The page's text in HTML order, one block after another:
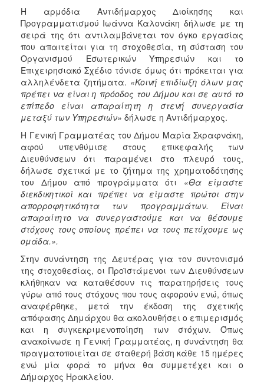
Η αρμόδια Αντιδήμαρχος Διοίκησης και
Προγραμματισμού Ιωάννα Καλονάκη δήλωσε με τη
σειρά της ότι αντιλαμβάνεται τον όγκο εργασίας
που απαιτείται για τη στοχοθεσία, τη σύσταση του
Οργανισμού Εσωτερικών Υπηρεσιών και το
Επιχειρησιακό Σχέδιο τόνισε όμως ότι πρόκειται για
αλληλένδετα ζητήματα. «Κοινή επιδίωξη όλων μας
πρέπει να είναι η πρόοδος του Δήμου και σε αυτό το
επίπεδο είναι απαραίτητη η στενή συνεργασία
μεταξύ των Υπηρεσιών» δήλωσε η Αντιδήμαρχος.
Η Γενική Γραμματέας του Δήμου Μαρία Σκραφνάκη,
αφού υπενθύμισε στους επικεφαλής των
Διευθύνσεων ότι παραμένει στο πλευρό τους,
δήλωσε σχετικά με το ζήτημα της χρηματοδότησης
του Δήμου από προγράμματα ότι «Θα είμαστε
διεκδικητικοί και πρέπει να είμαστε πρώτοι στην
απορροφητικότητα των προγραμμάτων. Είναι
απαραίτητο να συνεργαστούμε και να θέσουμε
στόχους τους οποίους πρέπει να τους πετύχουμε ως
ομάδα.».
Στην συνάντηση της Δευτέρας για τον συντονισμό
της στοχοθεσίας, οι Προϊστάμενοι των Διευθύνσεων
κλήθηκαν να καταθέσουν τις παρατηρήσεις τους
γύρω από τους στόχους που τους αφορούν ενώ, όπως
αναφέρθηκε, μετά την έκδοση της σχετικής
απόφασης Δημάρχου θα ακολουθήσει ο επιμερισμός
και η συγκεκριμενοποίηση των στόχων. Όπως
ανακοίνωσε η Γενική Γραμματέας, η συνάντηση θα
πραγματοποιείται σε σταθερή βάση κάθε 15 ημέρες
ενώ μία φορά το μήνα θα συμμετέχει και ο
Δήμαρχος Ηρακλείου.